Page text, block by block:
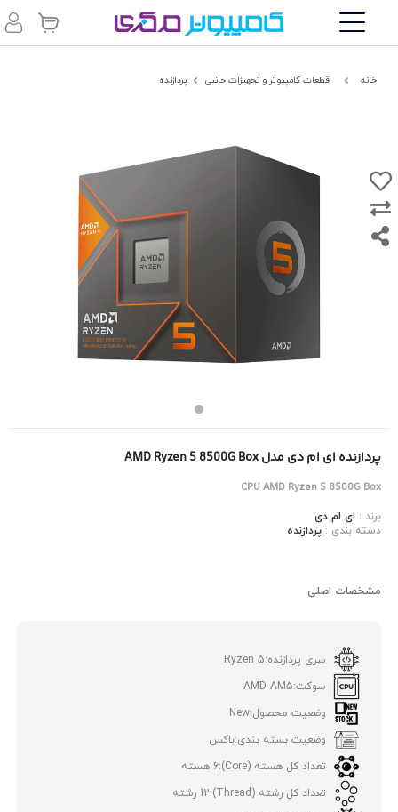
خانه قطعات کامپیوتر و تجهیزات جانبی پردازنده
پردازنده ای ام دی مدل AMD Ryzen 5 8500G Box
CPU AMD Ryzen 5 8500G Box
برند : ای ام دی
دسته بندی :پردازنده
مشخصات اصلی
سری پردازنده:Ryzen 5
سوکت:AMD AM5
وضعیت محصول:New
وضعیت بسته بندی:باکس
تعداد کل هسته (Core):
6 هسته
تعداد کل رشته (Thread):
12 رشته